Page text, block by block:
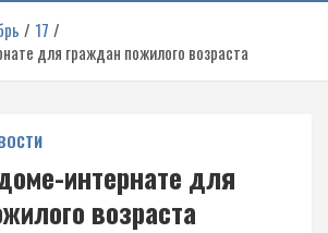
17
для граждан пожилого возраста
интернате для
возраста